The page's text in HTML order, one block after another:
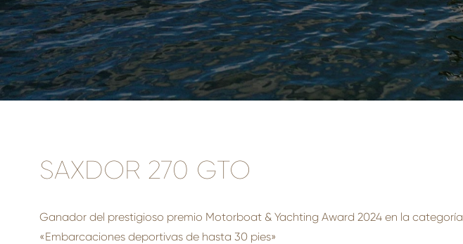
SAXDOR 270 GTO
Ganador del prestigioso premio Motorboat & Yachting Award 2024 en la categoría
«Embarcaciones deportivas de hasta 30 pies»